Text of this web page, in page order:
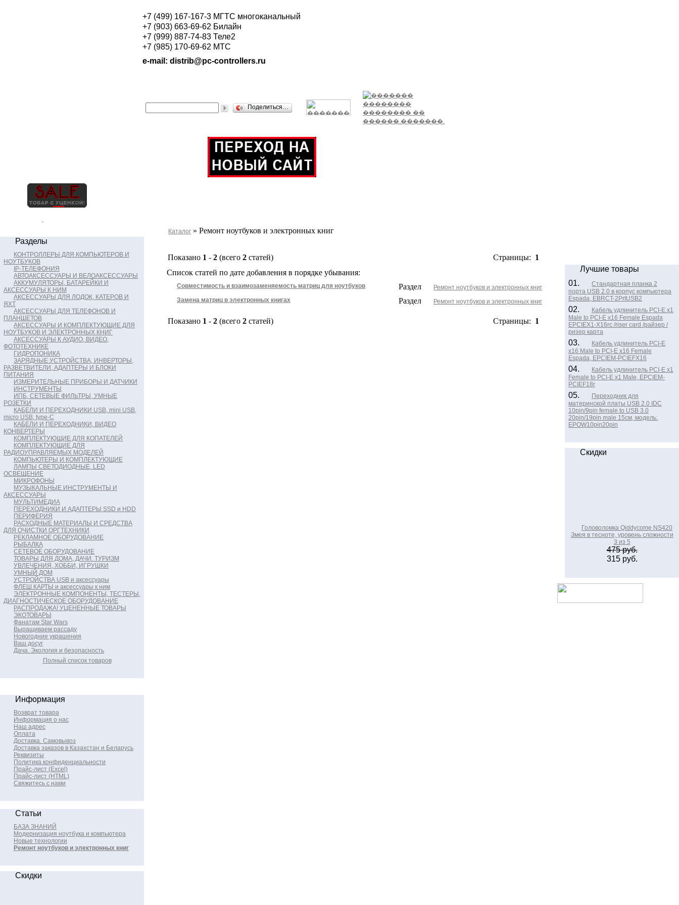
+7 (499) 167-167-3 МГТС многоканальный
+7 (903) 663-69-62 Билайн
+7 (999) 887-74-83 Теле2
+7 (985) 170-69-62 МТС
e-mail: distrib@pc-controllers.ru
Поделиться…
Каталог » Ремонт ноутбуков и электронных книг
Разделы
КОНТРОЛЛЕРЫ ДЛЯ КОМПЬЮТЕРОВ И
НОУТБУКОВ
IP-ТЕЛЕФОНИЯ
АВТОАКСЕССУАРЫ И ВЕЛОАКСЕССУАРЫ
АККУМУЛЯТОРЫ, БАТАРЕЙКИ И
АКСЕССУАРЫ К НИМ
АКСЕССУАРЫ ДЛЯ ЛОДОК, КАТЕРОВ И
ЯХТ
АКСЕССУАРЫ ДЛЯ ТЕЛЕФОНОВ И
ПЛАНШЕТОВ
АКСЕССУАРЫ И КОМПЛЕКТУЮЩИЕ ДЛЯ
НОУТБУКОВ И ЭЛЕКТРОННЫХ КНИГ
АКСЕССУАРЫ К АУДИО, ВИДЕО,
ФОТОТЕХНИКЕ
ГИДРОПОНИКА
ЗАРЯДНЫЕ УСТРОЙСТВА, ИНВЕРТОРЫ,
РАЗВЕТВИТЕЛИ, АДАПТЕРЫ И БЛОКИ
ПИТАНИЯ
ИЗМЕРИТЕЛЬНЫЕ ПРИБОРЫ И ДАТЧИКИ
ИНСТРУМЕНТЫ
ИПБ, СЕТЕВЫЕ ФИЛЬТРЫ, УМНЫЕ
РОЗЕТКИ
КАБЕЛИ И ПЕРЕХОДНИКИ USB, mini USB,
micro USB, type-C
КАБЕЛИ И ПЕРЕХОДНИКИ, ВИДЕО
КОНВЕРТЕРЫ
КОМПЛЕКТУЮЩИЕ ДЛЯ КОПАТЕЛЕЙ
КОМПЛЕКТУЮЩИЕ ДЛЯ
РАДИОУПРАВЛЯЕМЫХ МОДЕЛЕЙ
КОМПЬЮТЕРЫ И КОМПЛЕКТУЮЩИЕ
ЛАМПЫ СВЕТОДИОДНЫЕ, LED
ОСВЕЩЕНИЕ
МИКРОФОНЫ
МУЗЫКАЛЬНЫЕ ИНСТРУМЕНТЫ И
АКСЕССУАРЫ
МУЛЬТИМЕДИА
ПЕРЕХОДНИКИ И АДАПТЕРЫ SSD и HDD
ПЕРИФЕРИЯ
РАСХОДНЫЕ МАТЕРИАЛЫ И СРЕДСТВА
ДЛЯ ОЧИСТКИ ОРГТЕХНИКИ
РЕКЛАМНОЕ ОБОРУДОВАНИЕ
РЫБАЛКА
СЕТЕВОЕ ОБОРУДОВАНИЕ
ТОВАРЫ ДЛЯ ДОМА, ДАЧИ. ТУРИЗМ
УВЛЕЧЕНИЯ, ХОББИ, ИГРУШКИ
УМНЫЙ ДОМ
УСТРОЙСТВА USB и аксессуары
ФЛЕШ КАРТЫ и аксессуары к ним
ЭЛЕКТРОННЫЕ КОМПОНЕНТЫ, ТЕСТЕРЫ,
ДИАГНОСТИЧЕСКОЕ ОБОРУДОВАНИЕ
РАСПРОДАЖА! УЦЕНЕННЫЕ ТОВАРЫ
ЭКОТОВАРЫ
Фанатам Star Wars
Выращиваем рассаду
Новогодние украшения
Ваш досуг
Дача. Экология и безопасность
Полный список товаров
Информация
Возврат товара
Информация о нас
Наш адрес
Оплата
Доставка. Самовывоз
Доставка заказов в Казахстан и Беларусь
Реквизиты
Политика конфиденциальности
Прайс-лист (Excel)
Прайс-лист (HTML)
Свяжитесь с нами
Статьи
БАЗА ЗНАНИЙ
Модернизация ноутбука и компьютера
Новые технологии
Ремонт ноутбуков и электронных книг
Скидки
Показано 1 - 2 (всего 2 статей) Страницы: 1
Список статей по дате добавления в порядке убывания:
Совместимость и взаимозаменяемость матриц для ноутбуков Раздел
Ремонт ноутбуков и электронных книг
Замена матриц в электронных книгах
Раздел Ремонт ноутбуков и электронных книг
Показано 1 - 2 (всего 2 статей) Страницы: 1
Лучшие товары
01.
Стандартная планка 2
порта USB 2.0 в корпус компьютера
Espada, EBRCT-2PrtUSB2
02.
Кабель удлинитель PCI-E x1
Male to PCI-E x16 Female Espada
EPCIEX1-X16rc /riser card /райзер /
ризер карта
03.
Кабель удлинитель PCI-E
x16 Male to PCI-E x16 Female
Espada, EPCIEM-PCIEFX16
04.
Кабель удлинитель PCI-E x1
Female to PCI-E x1 Male, EPCIEM-
PCIEF18r
05.
Переходник для
материнской платы USB 2.0 IDC
10pin/9pin female to USB 3.0
20pin/19pin male 15см, модель:
EPOW10pin20pin
Скидки
Головоломка Qiddycome NS420
Змея в тесноте, уровень сложности
3 из 5
475 руб.
315 руб.